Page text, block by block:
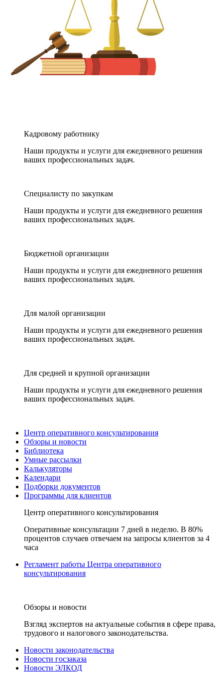
Кадровому работнику
Наши продукты и услуги для ежедневного решения
ваших профессиональных задач.
Специалисту по закупкам
Наши продукты и услуги для ежедневного решения
ваших профессиональных задач.
Бюджетной организации
Наши продукты и услуги для ежедневного решения
ваших профессиональных задач.
Для малой организации
Наши продукты и услуги для ежедневного решения
ваших профессиональных задач.
Для средней и крупной организации
Наши продукты и услуги для ежедневного решения
ваших профессиональных задач.
Центр оперативного консультирования
Обзоры и новости
Библиотека
Умные рассылки
Калькуляторы
Календари
Подборки документов
Программы для клиентов
Центр оперативного консультирования
Оперативные консультации 7 дней в неделю. В 80%
процентов случаев отвечаем на запросы клиентов за 4
часа
Регламент работы Центра оперативного
консультирования
Обзоры и новости
Взгляд экспертов на актуальные события в сфере права,
трудового и налогового законодательства.
Новости законодательства
Новости госзаказа
Новости ЭЛКОД